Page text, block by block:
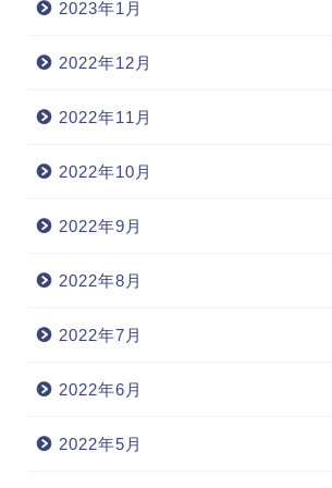
2023年1月
2022年12月
2022年11月
2022年10月
2022年9月
2022年8月
2022年7月
2022年6月
2022年5月